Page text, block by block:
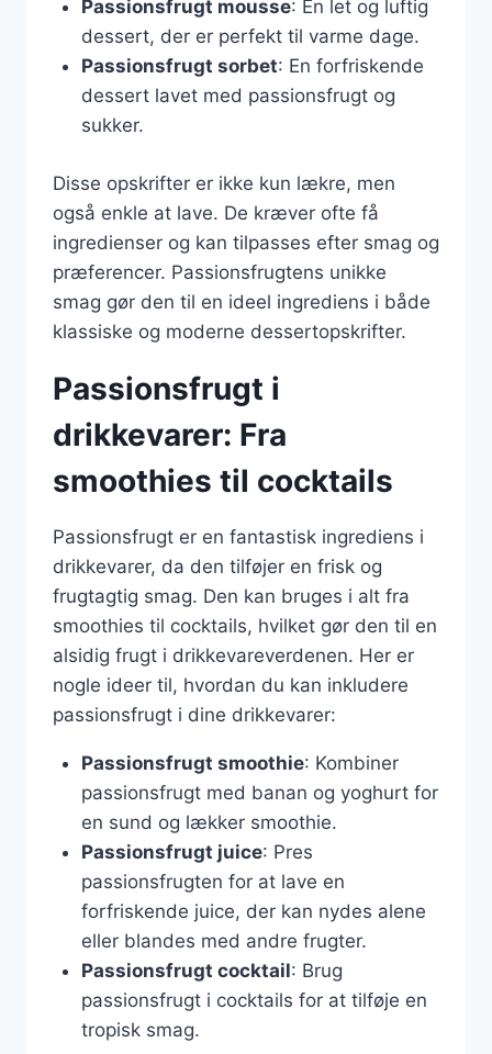
Passionsfrugt mousse: En let og luftig
dessert, der er perfekt til varme dage.
Passionsfrugt sorbet: En forfriskende
dessert lavet med passionsfrugt og
sukker.
Disse opskrifter er ikke kun lækre, men
også enkle at lave. De kræver ofte få
ingredienser og kan tilpasses efter smag og
præferencer. Passionsfrugtens unikke
smag gør den til en ideel ingrediens i både
klassiske og moderne dessertopskrifter.
Passionsfrugt i
drikkevarer: Fra
smoothies til cocktails
Passionsfrugt er en fantastisk ingrediens i
drikkevarer, da den tilføjer en frisk og
frugtagtig smag. Den kan bruges i alt fra
smoothies til cocktails, hvilket gør den til en
alsidig frugt i drikkevareverdenen. Her er
nogle ideer til, hvordan du kan inkludere
passionsfrugt i dine drikkevarer:
Passionsfrugt smoothie: Kombiner
passionsfrugt med banan og yoghurt for
en sund og lækker smoothie.
Passionsfrugt juice: Pres
passionsfrugten for at lave en
forfriskende juice, der kan nydes alene
eller blandes med andre frugter.
Passionsfrugt cocktail: Brug
passionsfrugt i cocktails for at tilføje en
tropisk smag.